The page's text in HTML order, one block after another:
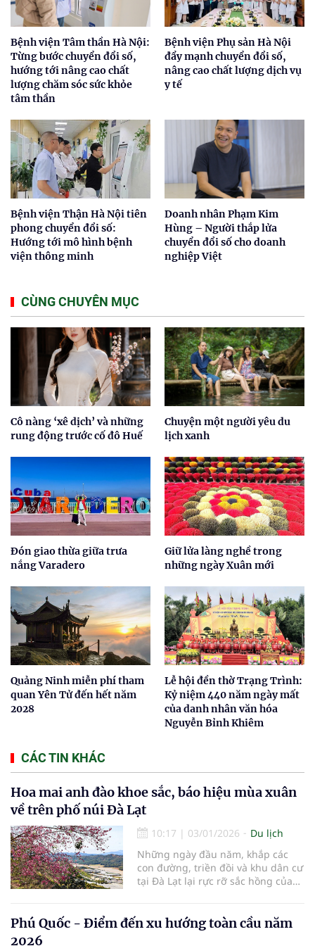
Bệnh viện Tâm thần Hà Nội:
Từng bước chuyển đổi số,
hướng tới nâng cao chất
lượng chăm sóc sức khỏe
tâm thần
Bệnh viện Phụ sản Hà Nội
đẩy mạnh chuyển đổi số,
nâng cao chất lượng dịch vụ
y tế
Bệnh viện Thận Hà Nội tiên
phong chuyển đổi số:
Hướng tới mô hình bệnh
viện thông minh
Doanh nhân Phạm Kim
Hùng – Người thắp lửa
chuyển đổi số cho doanh
nghiệp Việt
CÙNG CHUYÊN MỤC
Cô nàng ‘xê dịch’ và những
rung động trước cố đô Huế
Chuyện một người yêu du
lịch xanh
Đón giao thừa giữa trưa
nắng Varadero
Giữ lửa làng nghề trong
những ngày Xuân mới
Quảng Ninh miễn phí tham
quan Yên Tử đến hết năm
2028
Lễ hội đền thờ Trạng Trình:
Kỷ niệm 440 năm ngày mất
của danh nhân văn hóa
Nguyễn Bỉnh Khiêm
CÁC TIN KHÁC
Hoa mai anh đào khoe sắc, báo hiệu mùa xuân
về trên phố núi Đà Lạt
10:17 | 03/01/2026
Du lịch
Những ngày đầu năm, khắp các
con đường, triền đồi và khu dân cư
tại Đà Lạt lại rực rỡ sắc hồng của
phố núi cao nguyên. Mai anh đào
thường nở rộ từ cuối tháng 12 đến
Phú Quốc - Điểm đến xu hướng toàn cầu năm
2026